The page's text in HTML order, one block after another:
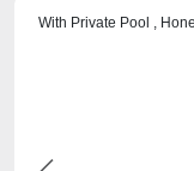
With Private Pool ,